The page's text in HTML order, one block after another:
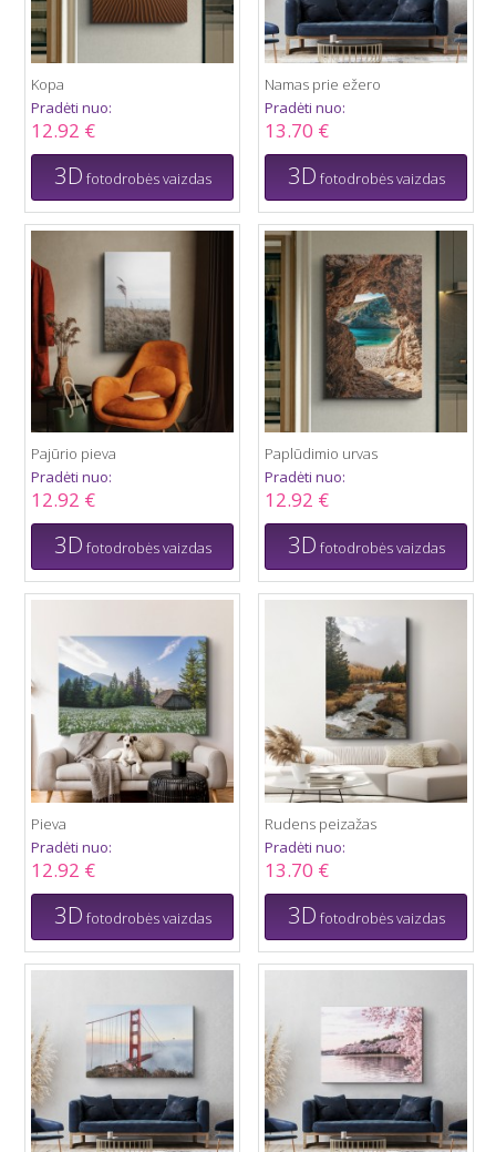
Kopa
Pradėti nuo:
12.92 €
3D fotodrobės vaizdas
Namas prie ežero
Pradėti nuo:
13.70 €
3D fotodrobės vaizdas
Pajūrio pieva
Pradėti nuo:
12.92 €
3D fotodrobės vaizdas
Paplūdimio urvas
Pradėti nuo:
12.92 €
3D fotodrobės vaizdas
Pieva
Pradėti nuo:
12.92 €
3D fotodrobės vaizdas
Rudens peizažas
Pradėti nuo:
13.70 €
3D fotodrobės vaizdas